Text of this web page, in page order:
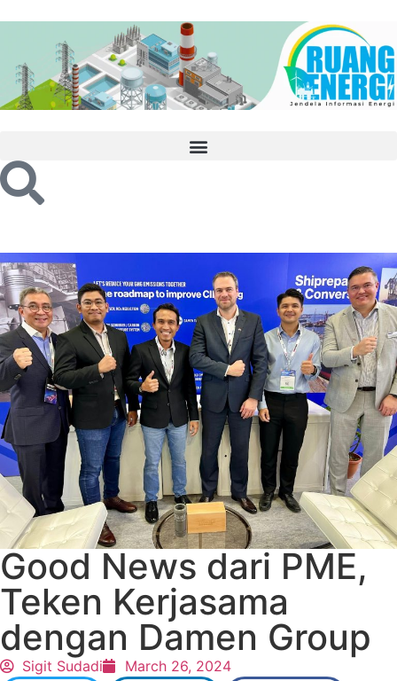
Good News dari PME,
Teken Kerjasama
dengan Damen Group
Sigit Sudadi March 26, 2024